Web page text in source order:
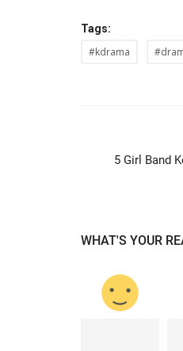
Tags:
#kdrama
5 Girl Band
WHAT'S YOUR